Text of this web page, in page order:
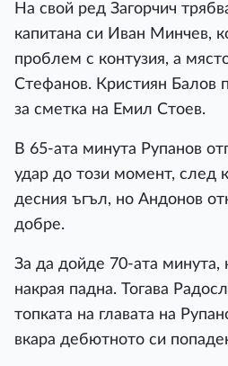
На свой ред Загорчич
капитана си Иван Минчев,
проблем с контузия, а
Стефанов. Кристиян Балов
за сметка на Емил Стоев.
В 65-ата минута Рупанов
удар до този момент, след
десния ъгъл, но Андонов
добре.
За да дойде 70-ата минута,
накрая падна. Тогава
топката на главата на
вкара дебютното си